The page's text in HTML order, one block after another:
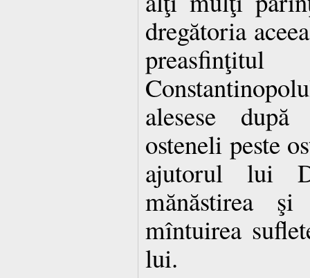
dregătoria
alesese
osteneli peste
ajutorul lui
mănăstirea
mîntuirea
lui.